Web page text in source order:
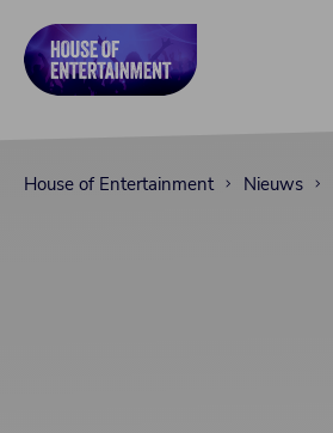
House of Entertainment Nieuws